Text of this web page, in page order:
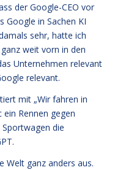
der Google-CEO vor
Google in Sachen KI
sehr, hatte ich
weit vorn in den
Unternehmen relevant
relevant.
mit „Wir fahren in
Rennen gegen
die
Welt ganz anders aus.